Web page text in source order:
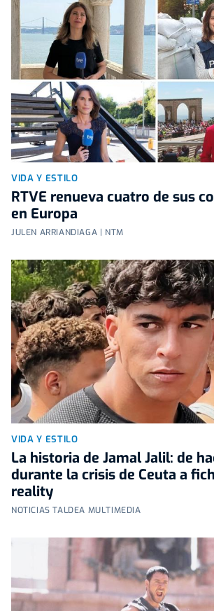
VIDA Y ESTILO
RTVE renueva cuatro de sus
en Europa
JULEN ARRIANDIAGA | NTM
VIDA Y ESTILO
La historia de Jamal Jalil: de
durante la crisis de Ceuta a
reality
NOTICIAS TALDEA MULTIMEDIA